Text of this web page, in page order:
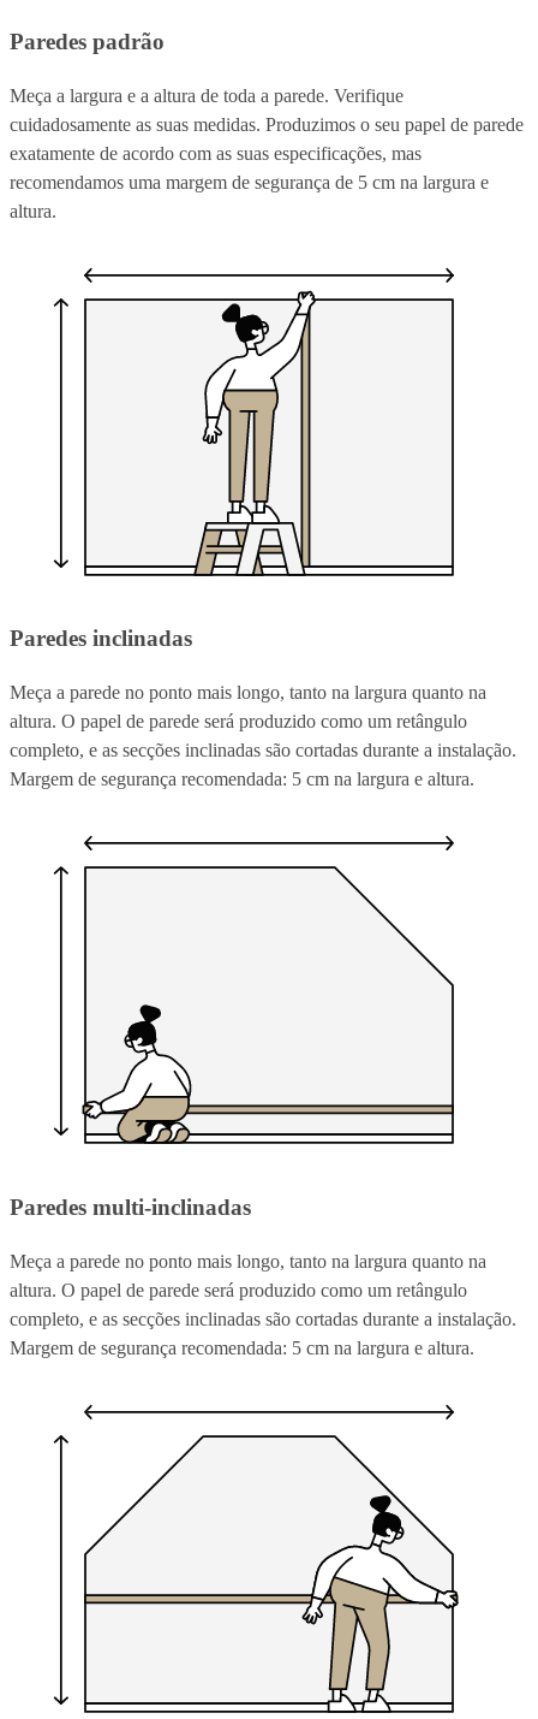
Paredes padrão
Meça a largura e a altura de toda a parede. Verifique
cuidadosamente as suas medidas. Produzimos o seu papel de parede
exatamente de acordo com as suas especificações, mas
recomendamos uma margem de segurança de 5 cm na largura e
altura.
Paredes inclinadas
Meça a parede no ponto mais longo, tanto na largura quanto na
altura. O papel de parede será produzido como um retângulo
completo, e as secções inclinadas são cortadas durante a instalação.
Margem de segurança recomendada: 5 cm na largura e altura.
Paredes multi-inclinadas
Meça a parede no ponto mais longo, tanto na largura quanto na
altura. O papel de parede será produzido como um retângulo
completo, e as secções inclinadas são cortadas durante a instalação.
Margem de segurança recomendada: 5 cm na largura e altura.